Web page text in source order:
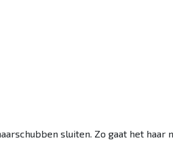
sluiten. Zo gaat het haar